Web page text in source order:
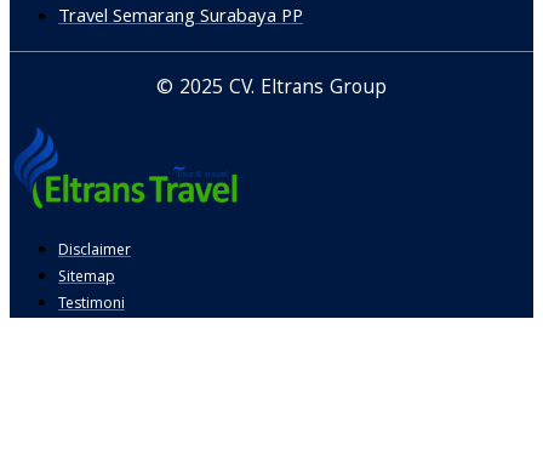
Travel Semarang Surabaya PP
© 2025 CV. Eltrans Group
Disclaimer
Sitemap
Testimoni